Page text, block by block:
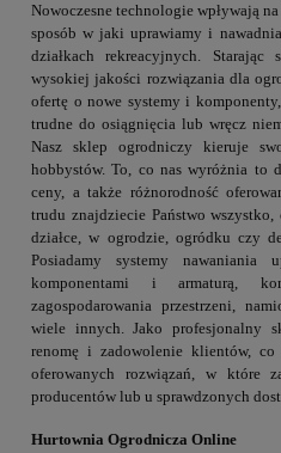
Nowoczesne technologie wpływają
sposób w jaki uprawiamy i
działkach rekreacyjnych. Starając
wysokiej jakości rozwiązania dla
ofertę o nowe systemy i
trudne do osiągnięcia lub wręcz
Nasz sklep ogrodniczy kieruje
hobbystów. To, co nas wyróżnia to
ceny, a także różnorodność
trudu znajdziecie Państwo
działce, w ogrodzie, ogródku czy
Posiadamy systemy nawaniania
komponentami i armaturą,
zagospodarowania przestrzeni,
wiele innych. Jako profesjonalny
renomę i zadowolenie klientów, co
oferowanych rozwiązań, w które
producentów lub u sprawdzonych
Hurtownia Ogrodnicza Online